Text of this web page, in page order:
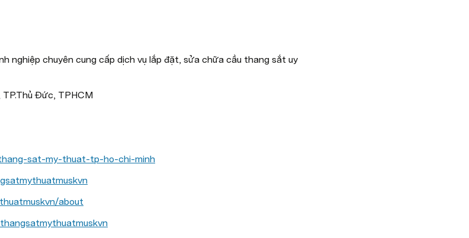
nghiệp chuyên cung cấp dịch vụ lắp đặt, sửa chữa cầu thang sắt uy
TP.Thủ Đức, TPHCM
sat-my-thuat-tp-ho-chi-minh
about